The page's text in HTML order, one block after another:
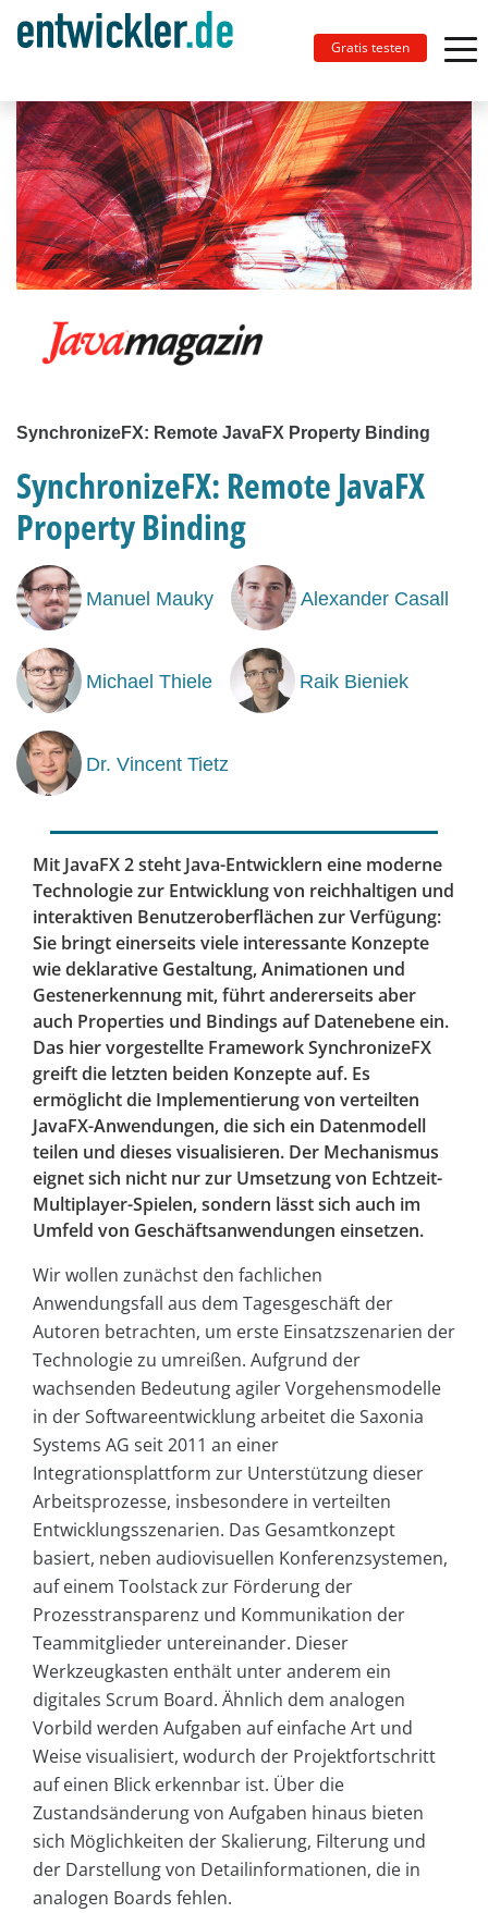
Gratis testen
SynchronizeFX: Remote JavaFX Property Binding
SynchronizeFX: Remote JavaFX
Property Binding
Manuel Mauky Alexander Casall
Michael Thiele Raik Bieniek
Dr. Vincent Tietz
Mit JavaFX 2 steht Java-Entwicklern eine moderne
Technologie zur Entwicklung von reichhaltigen und
interaktiven Benutzeroberflächen zur Verfügung:
Sie bringt einerseits viele interessante Konzepte
wie deklarative Gestaltung, Animationen und
Gestenerkennung mit, führt andererseits aber
auch Properties und Bindings auf Datenebene ein.
Das hier vorgestellte Framework SynchronizeFX
greift die letzten beiden Konzepte auf. Es
ermöglicht die Implementierung von verteilten
JavaFX-Anwendungen, die sich ein Datenmodell
teilen und dieses visualisieren. Der Mechanismus
eignet sich nicht nur zur Umsetzung von Echtzeit-
Multiplayer-Spielen, sondern lässt sich auch im
Umfeld von Geschäftsanwendungen einsetzen.
Wir wollen zunächst den fachlichen
Anwendungsfall aus dem Tagesgeschäft der
Autoren betrachten, um erste Einsatzszenarien der
Technologie zu umreißen. Aufgrund der
wachsenden Bedeutung agiler Vorgehensmodelle
in der Softwareentwicklung arbeitet die Saxonia
Systems AG seit 2011 an einer
Integrationsplattform zur Unterstützung dieser
Arbeitsprozesse, insbesondere in verteilten
Entwicklungsszenarien. Das Gesamtkonzept
basiert, neben audiovisuellen Konferenzsystemen,
auf einem Toolstack zur Förderung der
Prozesstransparenz und Kommunikation der
Teammitglieder untereinander. Dieser
Werkzeugkasten enthält unter anderem ein
digitales Scrum Board. Ähnlich dem analogen
Vorbild werden Aufgaben auf einfache Art und
Weise visualisiert, wodurch der Projektfortschritt
auf einen Blick erkennbar ist. Über die
Zustandsänderung von Aufgaben hinaus bieten
sich Möglichkeiten der Skalierung, Filterung und
der Darstellung von Detailinformationen, die in
analogen Boards fehlen.